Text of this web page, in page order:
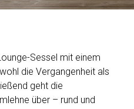
Sessel mit einem
die Vergangenheit als
geht die
über – rund und